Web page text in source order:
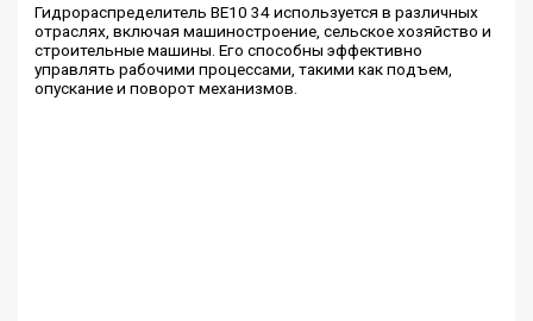
Гидрораспределитель ВЕ10 34 используется в различных
отраслях, включая машиностроение, сельское хозяйство и
строительные машины. Его способны эффективно
управлять рабочими процессами, такими как подъем,
опускание и поворот механизмов.